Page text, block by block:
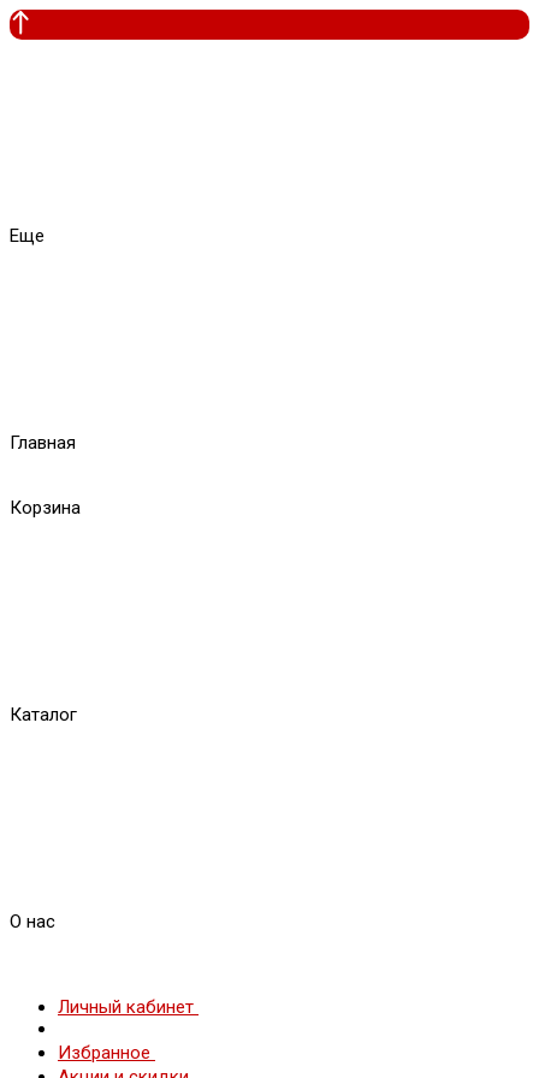
Еще
Главная
Корзина
Каталог
О нас
Личный кабинет
Избранное